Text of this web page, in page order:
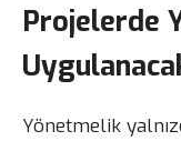
Projelerde
Yönetmelik